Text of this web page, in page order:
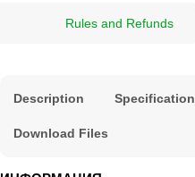
Rules and Refunds
Description Specification
Download Files